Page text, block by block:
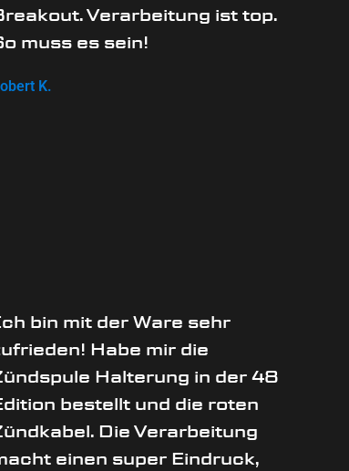
Verarbeitung ist top.
muss es sein!
K.
bin mit der Ware sehr
Habe mir die
Halterung in der 48
bestellt und die roten
Die Verarbeitung
einen super Eindruck,